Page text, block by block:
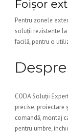
Foișor
Pentru zonele
soluții rezistente la
facilă, pentru o
CODA Soluții
precise, proiectare
comandă, montaj
pentru umbre,